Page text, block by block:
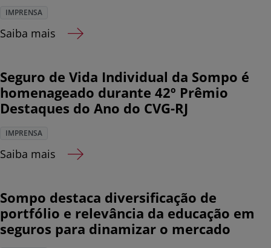
IMPRENSA
Saiba mais
Seguro de Vida Individual da Sompo é
homenageado durante 42º Prêmio
Destaques do Ano do CVG-RJ
IMPRENSA
Saiba mais
Sompo destaca diversificação de
portfólio e relevância da educação em
seguros para dinamizar o mercado